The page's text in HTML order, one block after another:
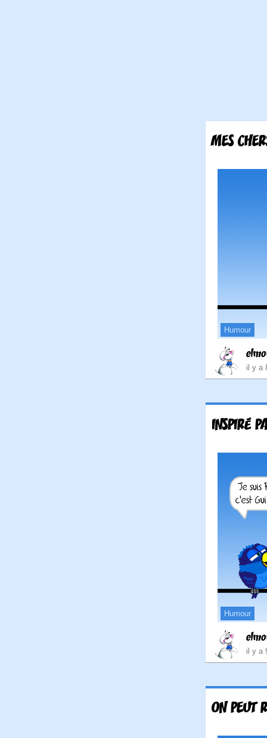
MES
Humour
il y a
INSPIRÉ
Humour
il y a
ON PEUT